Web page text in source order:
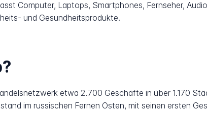
Computer, Laptops, Smartphones, Fernseher,
und Gesundheitsprodukte.
etwa 2.700 Geschäfte in über 1.170
im russischen Fernen Osten, mit seinen ersten